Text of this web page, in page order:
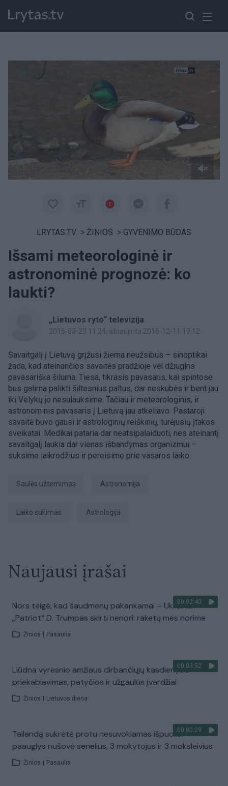
LRYTAS.TV > ŽINIOS > GYVENIMO BŪDAS
Išsami meteorologinė ir
astronominė prognozė: ko
laukti?
„Lietuvos ryto“ televizija
2015-03-23 11:24, atnaujinta 2016-12-11 19:12
Savaitgalį į Lietuvą grįžusi žiema neužsibus – sinoptikai
žada, kad ateinančios savaitės pradžioje vėl džiugins
pavasariška šiluma. Tiesa, tikrasis pavasaris, kai spintose
bus galima palikti šiltesnius paltus, dar neskubės ir bent jau
iki Velykų jo nesulauksime. Tačiau ir meteorologinis, ir
astronominis pavasaris į Lietuvą jau atkeliavo. Pastaroji
savaitė buvo gausi ir astrologinių reiškinių, turėjusių įtakos
sveikatai. Medikai pataria dar neatsipalaiduoti, nes ateinantį
savaitgalį laukia dar vienas išbandymas organizmui –
suksime laikrodžius ir pereisime prie vasaros laiko.
saulės užtemimas astronomija
laiko sukimas Astrologija
Naujausi įrašai
00:02:40
Nors teigė, kad šaudmenų pakankamai – Ukrainai
„Patriot“ D. Trumpas skirti nenori: raketų mes norime
Žinios Pasaulis
00:03:52
Liūdna vyresnio amžiaus dirbančiųjų kasdienybė –
priekabiavimas, patyčios ir užgaulūs įvardžiai
Žinios Lietuvos diena
00:00:29
Tailandą sukrėtė protu nesuvokiamas išpuolis:
paauglys nušovė senelius, 3 mokytojus ir 3 moksleivius
Žinios Pasaulis